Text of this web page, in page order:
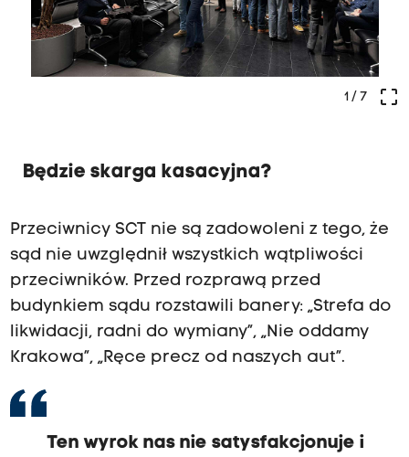
crop_free
1 / 7
Będzie skarga kasacyjna?
Przeciwnicy SCT nie są zadowoleni z tego, że
sąd nie uwzględnił wszystkich wątpliwości
przeciwników. Przed rozprawą przed
budynkiem sądu rozstawili banery: „Strefa do
likwidacji, radni do wymiany”, „Nie oddamy
Krakowa”, „Ręce precz od naszych aut”.
Ten wyrok nas nie satysfakcjonuje i